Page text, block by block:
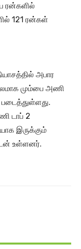
ரன்களில்
121 ரன்கள்
அபார
மும்பை அணி
படைத்துள்ளது.
டாப் 2
இருக்கும்
உள்ளனர்.